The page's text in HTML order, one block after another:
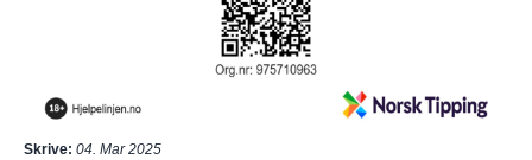
Skrive: 04. Mar 2025